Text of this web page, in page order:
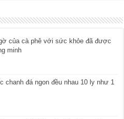
của cà phê với sức khỏe đã được
minh
chanh đá ngon đều nhau 10 ly như 1